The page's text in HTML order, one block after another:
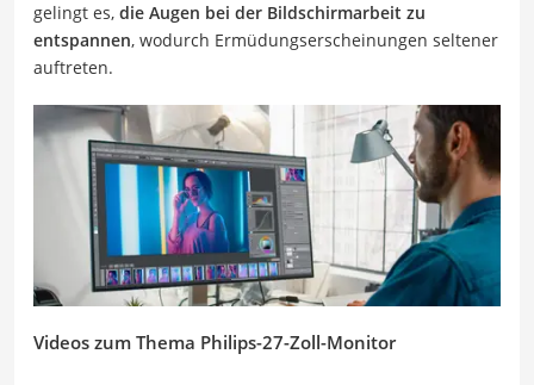
gelingt es, die Augen bei der Bildschirmarbeit zu
entspannen, wodurch Ermüdungserscheinungen seltener
auftreten.
Videos zum Thema Philips-27-Zoll-Monitor